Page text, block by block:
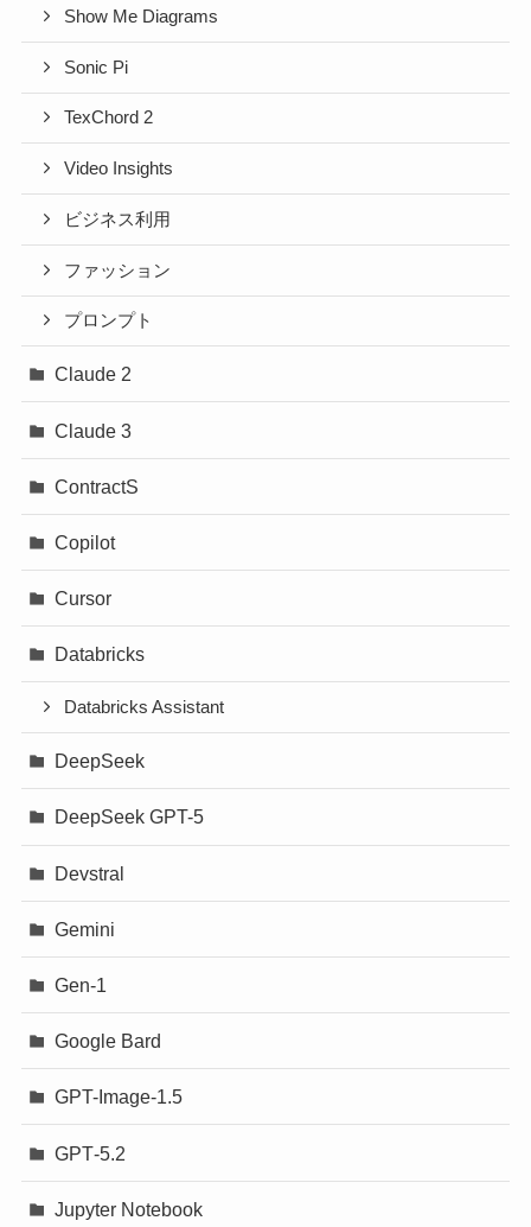
Show Me Diagrams
Sonic Pi
TexChord 2
Video Insights
ビジネス利用
ファッション
プロンプト
Claude 2
Claude 3
ContractS
Copilot
Cursor
Databricks
Databricks Assistant
DeepSeek
DeepSeek GPT-5
Devstral
Gemini
Gen-1
Google Bard
GPT-Image-1.5
GPT‐5.2
Jupyter Notebook